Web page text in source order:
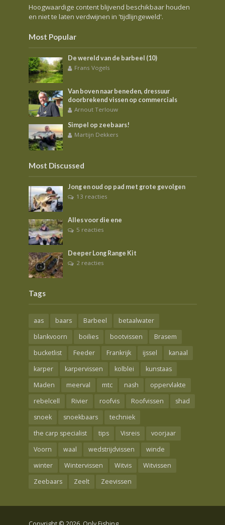
Hoogwaardige content blijvend beschikbaar houden
en niet te laten verdwijnen in 'tijdlijngeweld'.
Most Popular
De wereld van de barbeel (10)
Frans Vogels
Van boven naar beneden, dressuur
doorbrekend vissen op commercials
Arnout Terlouw
Simpel op zeebaars!
Martijn Dekkers
Most Discussed
Jong en oud op pad met grote gevolgen
13 reacties
Alles voor die ene
5 reacties
Deeper Long Range Kit
2 reacties
Tags
aas baars Barbeel
betaalwater
blankvoorn
boilies bootvissen
Brasem
bucketlist
Feeder Frankrijk ijssel
kanaal
karper
karpervissen kolblei
kunstaas
Maden
meerval mtc nash
oppervlakte
rebelcell
Rivier roofvis Roofvissen
shad
snoek
snoekbaars
techniek
the carp specialist
tips Visreis
voorjaar
Voorn
waal wedstrijdvissen
winde
winter
Wintervissen Witvis
Witvissen
Zeebaars
Zeelt Zeevissen